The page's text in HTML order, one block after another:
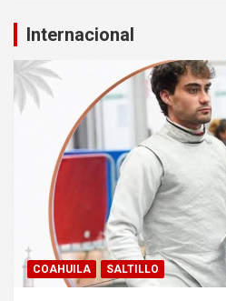
Internacional
COAHUILA SALTILLO